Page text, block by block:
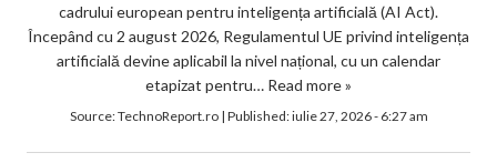
cadrului european pentru inteligența artificială (AI Act).
Începând cu 2 august 2026, Regulamentul UE privind inteligența
artificială devine aplicabil la nivel național, cu un calendar
etapizat pentru… Read more »
Source:TechnoReport.ro| Published:iulie 27, 2026 - 6:27 am